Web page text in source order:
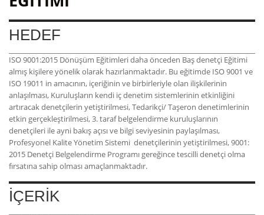
HEDEF
ISO 9001:2015 Dönüşüm Eğitimleri daha önceden Baş denetçi Eğitimi
almış kişilere yönelik olarak hazırlanmaktadır. Bu eğitimde ISO 9001 ve
ISO 19011 in amacının, içeriğinin ve birbirleriyle olan ilişkilerinin
anlaşılması, Kuruluşların kendi iç denetim sistemlerinin etkinliğini
artıracak denetçilerin yetiştirilmesi, Tedarikçi/ Taşeron denetimlerinin
etkin gerçekleştirilmesi, 3. taraf belgelendirme kuruluşlarının
denetçileri ile ayni bakış açısı ve bilgi seviyesinin paylaşılması,
Profesyonel Kalite Yönetim Sistemi denetçilerinin yetiştirilmesi, 9001:
2015 Denetçi Belgelendirme Programı gereğince tescilli denetçi olma
fırsatına sahip olması amaçlanmaktadır.
İÇERİK